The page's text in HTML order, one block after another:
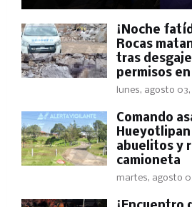
​¡Noche
Rocas
tras
permisos
lunes, agosto
Comando
abuelitos y
camioneta
martes, agosto